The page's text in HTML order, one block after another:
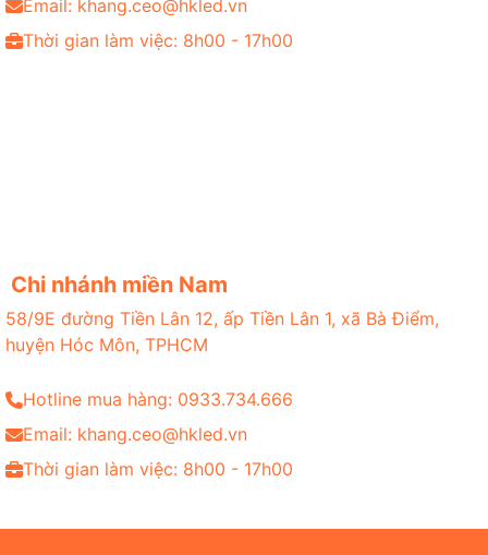
Email: khang.ceo@hkled.vn
Thời gian làm việc: 8h00 - 17h00
Chi nhánh miền Nam
58/9E đường Tiền Lân 12, ấp Tiền Lân 1, xã Bà Điểm,
huyện Hóc Môn, TPHCM
Hotline mua hàng: 0933.734.666
Email: khang.ceo@hkled.vn
Thời gian làm việc: 8h00 - 17h00